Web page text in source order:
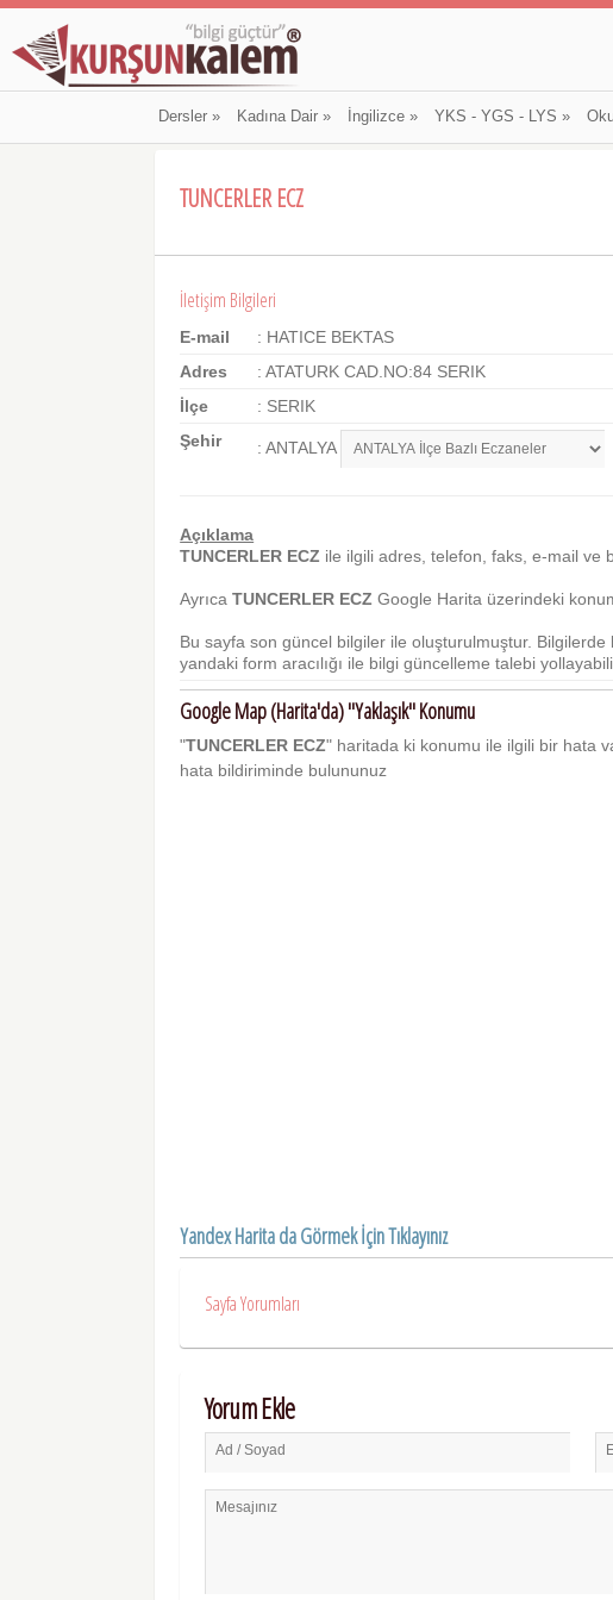
Dersler» Kadına Dair» İngilizce» YKS - YGS - LYS »
TUNCERLER ECZ
İletişim Bilgileri
E-mail
: HATICE BEKTAS
Adres
: ATATURK CAD.NO:84 SERIK
İlçe
: SERIK
Şehir
: ANTALYA
Açıklama
TUNCERLER ECZ ile ilgili adres, telefon, faks, e-mail ve
AyrıcaTUNCERLER ECZ Google Harita üzerindeki
Bu sayfa son güncel bilgiler ile oluşturulmuştur.
yandaki form aracılığı ile bilgi güncelleme talebi
Google Map (Harita'da) "Yaklaşık" Konumu
"TUNCERLER ECZ" haritada ki konumu ile ilgili bir hata
hata bildiriminde bulununuz
Yandex Harita da Görmek İçin Tıklayınız
Sayfa Yorumları
Yorum Ekle
Ad / Soyad
Mesajınız